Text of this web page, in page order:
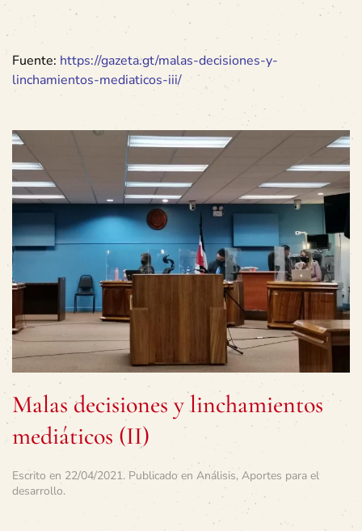
Fuente: https://gazeta.gt/malas-decisiones-y-
linchamientos-mediaticos-iii/
Malas decisiones y linchamientos
mediáticos (II)
Escrito en 22/04/2021. Publicado en Análisis, Aportes para el
desarrollo.